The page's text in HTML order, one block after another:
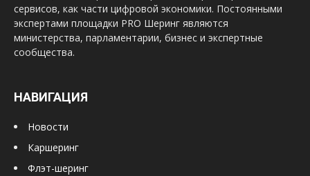
сервисов, как части цифровой экономики. Постоянными
экспертами площадки PRO Шеринг являются
министерства, парламентарии, бизнес и экспертные
сообщества.
НАВИГАЦИЯ
Новости
Каршеринг
Флэт-шеринг